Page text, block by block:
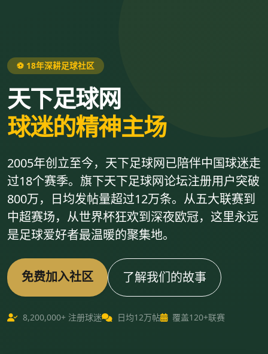
⚽ 18年深耕足球社区
天下足球网
球迷的精神主场
2005年创立至今，天下足球网已陪伴中国球迷走
过18个赛季。旗下天下足球网论坛注册用户突破
800万，日均发帖量超过12万条。从五大联赛到
中超赛场，从世界杯狂欢到深夜欧冠，这里永远
是足球爱好者最温暖的聚集地。
免费加入社区 了解我们的故事
8,200,000+ 注册球迷 日均12万帖 覆盖120+联赛